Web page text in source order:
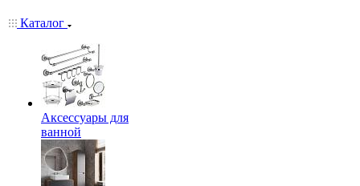
Каталог
Аксессуары для
ванной